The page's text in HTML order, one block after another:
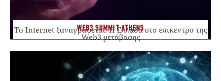
WEB3 SUMMIT ATHENS
Το Internet ξαναγράφεται. Η Ελλάδα στο επίκεντρο της
Web3 μετάβασης